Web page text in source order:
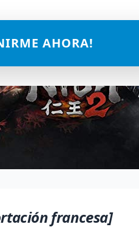
AHORA!
francesa]